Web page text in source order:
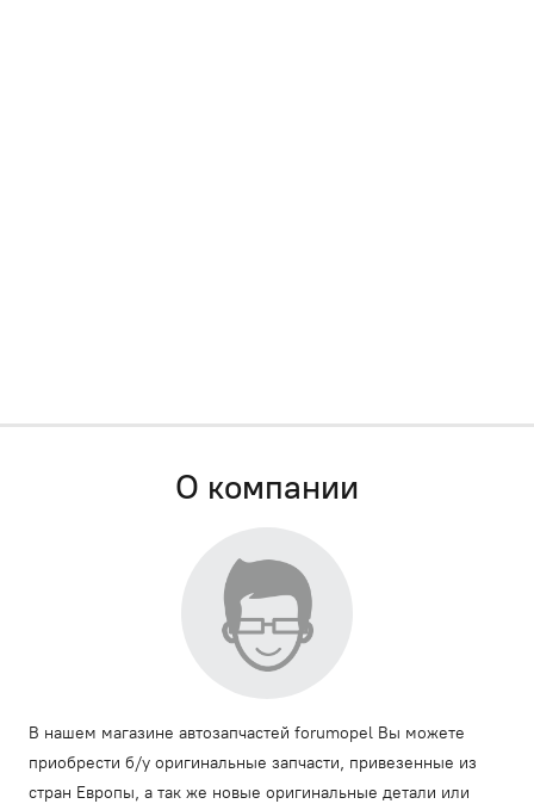
О компании
В нашем магазине автозапчастей forumopel Вы можете
приобрести б/у оригинальные запчасти, привезенные из
стран Европы, а так же новые оригинальные детали или